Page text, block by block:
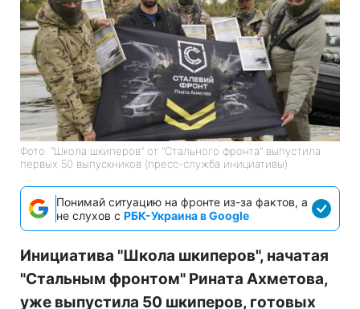
Фото: "Школа шкиперов" от "Стального фронта" выпустила
первых 50 выпускников (пресс-служба инициативы)
Понимай ситуацию на фронте из-за фактов, а
не слухов с РБК-Украина в Google
Инициатива "Школа шкиперов", начатая
"Стальным фронтом" Рината Ахметова,
уже выпустила 50 шкиперов, готовых